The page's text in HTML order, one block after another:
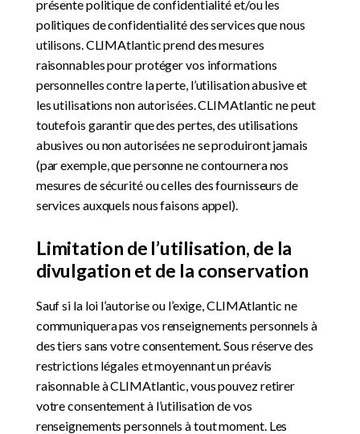
présente politique de confidentialité et/ou les
politiques de confidentialité des services que nous
utilisons. CLIMAtlantic prend des mesures
raisonnables pour protéger vos informations
personnelles contre la perte, l’utilisation abusive et
les utilisations non autorisées. CLIMAtlantic ne peut
toutefois garantir que des pertes, des utilisations
abusives ou non autorisées ne se produiront jamais
(par exemple, que personne ne contournera nos
mesures de sécurité ou celles des fournisseurs de
services auxquels nous faisons appel).
Limitation de l’utilisation, de la
divulgation et de la conservation
Sauf si la loi l’autorise ou l’exige, CLIMAtlantic ne
communiquera pas vos renseignements personnels à
des tiers sans votre consentement. Sous réserve des
restrictions légales et moyennant un préavis
raisonnable à CLIMAtlantic, vous pouvez retirer
votre consentement à l’utilisation de vos
renseignements personnels à tout moment. Les